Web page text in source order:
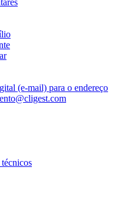
(e-mail) para o endereço